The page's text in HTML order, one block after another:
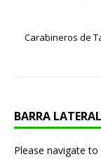
Carabineros de
BARRA
Please navigate to